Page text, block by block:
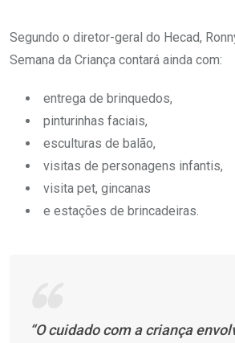
Segundo o diretor-geral do Hecad,
Semana da Criança contará ainda com:
entrega de brinquedos,
pinturinhas faciais,
esculturas de balão,
visitas de personagens infantis,
visita pet, gincanas
e estações de brincadeiras.
“O cuidado com a criança